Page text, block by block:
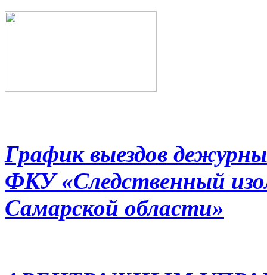
График выездов
ФКУ «Следственный
Самарской области»